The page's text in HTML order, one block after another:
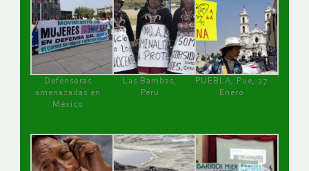
Defensoras
amenazadas en
México
Las Bambas,
Perú
PUEBLA, Pue, 27
Enero